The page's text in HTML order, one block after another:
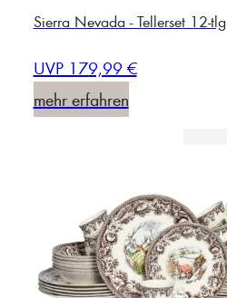
Sierra Nevada - Tellerset 12-tlg
UVP 179,99 €
mehr erfahren